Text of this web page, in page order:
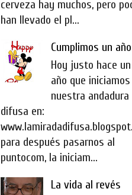
cerveza hay muchos, pero
han llevado el pl...
Cumplimos un año
Hoy justo hace un
año que iniciamos
nuestra andadura
difusa en:
para después pasarnos al
puntocom, la iniciam...
La vida al revés